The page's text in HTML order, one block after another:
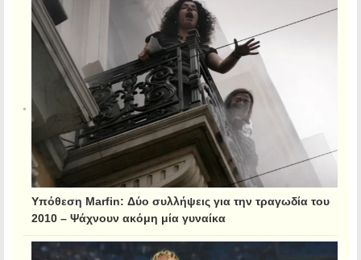
Υπόθεση Marfin: Δύο συλλήψεις για την τραγωδία του
2010 – Ψάχνουν ακόμη μία γυναίκα